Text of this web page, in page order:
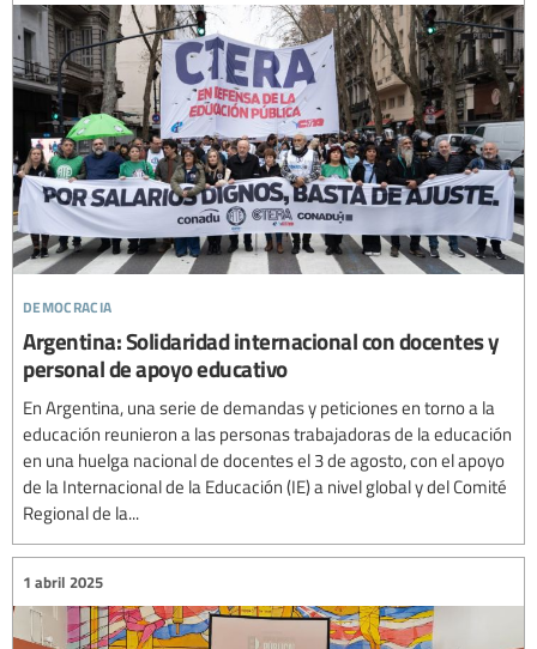
democracia
Argentina: Solidaridad internacional con docentes y
personal de apoyo educativo
En Argentina, una serie de demandas y peticiones en torno a la
educación reunieron a las personas trabajadoras de la educación
en una huelga nacional de docentes el 3 de agosto, con el apoyo
de la Internacional de la Educación (IE) a nivel global y del Comité
Regional de la...
1 abril 2025